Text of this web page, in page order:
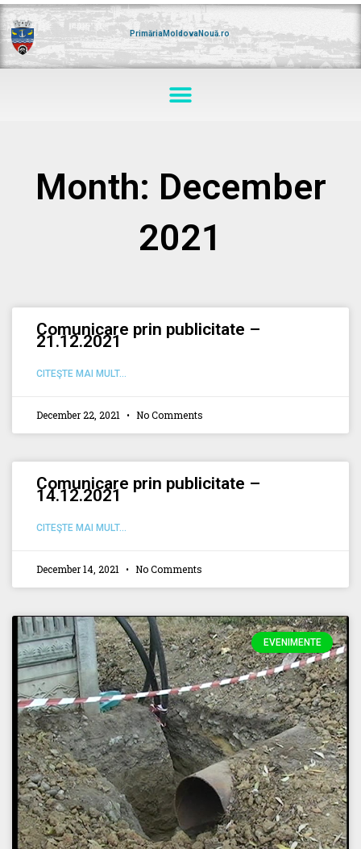
Skip
to
content
PrimăriaMoldovaNouă.ro
Menu
Month: December
2021
Comunicare prin publicitate –
21.12.2021
CITEŞTE MAI MULT...
December 22, 2021 No Comments
Comunicare prin publicitate –
14.12.2021
CITEŞTE MAI MULT...
December 14, 2021 No Comments
EVENIMENTE